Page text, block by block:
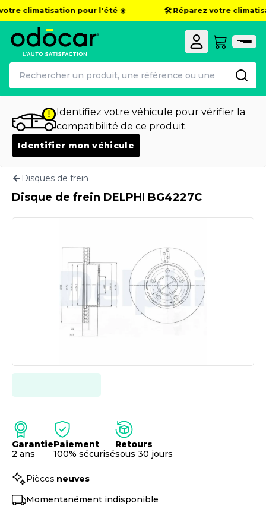
climatisation pour l'été ☀️ 🛠️ Réparez votre
Identifiez votre véhicule pour vérifier la
compatibilité de ce produit.
Identifier mon véhicule
Disques de frein
Disque de frein DELPHI BG4227C
Garantie
2 ans
Paiement
100% sécurisé
Retours
sous 30 jours
Pièces neuves
Momentanément indisponible